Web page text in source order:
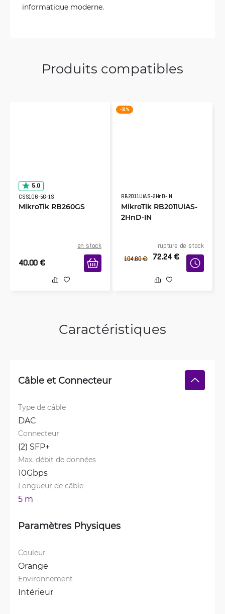
informatique moderne.
Produits compatibles
5.0
CSS106-5G-1S
MikroTik RB260GS
en stock
40.00 €
-31 %
RB2011UiAS-2HnD-IN
MikroTik RB2011UiAS-
2HnD-IN
rupture de stock
104.80 € 72.24 €
Caractéristiques
Câble et Connecteur
Type de câble
DAC
Connecteur
(2) SFP+
Max. débit de données
10Gbps
Longueur de câble
5 m
Paramètres Physiques
Couleur
Orange
Environnement
Intérieur